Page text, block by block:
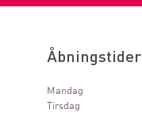
Åbningstider
Mandag
Tirsdag